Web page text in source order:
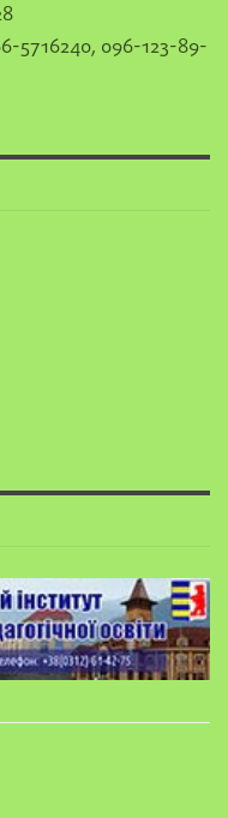
5716240, 096-123-89-